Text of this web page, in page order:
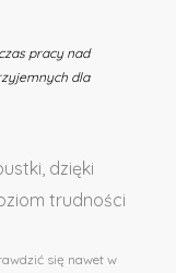
pracy nad
dla
dzięki
trudności
się nawet w